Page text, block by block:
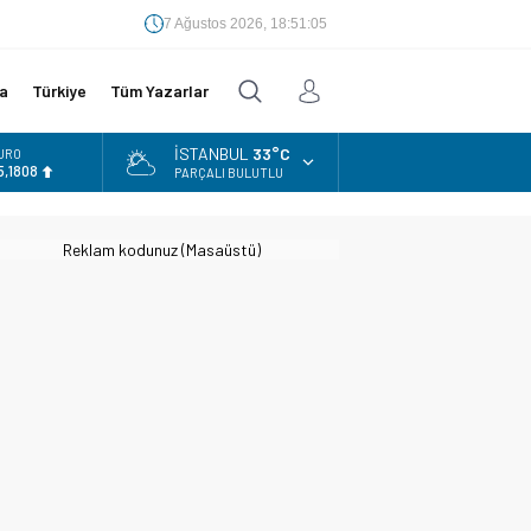
7 Ağustos 2026, 18:51:06
Türkiye Tüm Yazarlar
İSTANBUL 33°C
PARÇALI BULUTLU
Reklam kodunuz (Masaüstü)